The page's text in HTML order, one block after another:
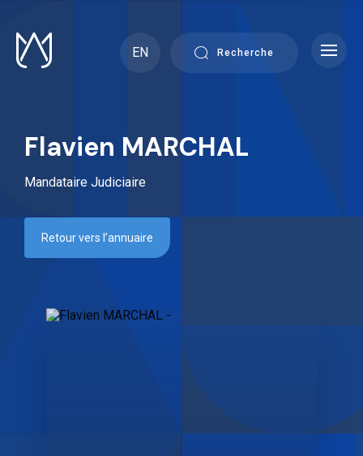
content
EN
Recherche
Flavien MARCHAL
Mandataire Judiciaire
Retour vers l’annuaire